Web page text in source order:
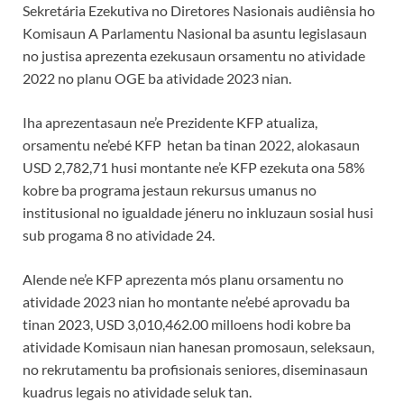
Sekretária Ezekutiva no Diretores Nasionais audiênsia ho
Komisaun A Parlamentu Nasional ba asuntu legislasaun
no justisa aprezenta ezekusaun orsamentu no atividade
2022 no planu OGE ba atividade 2023 nian.
Iha aprezentasaun ne’e Prezidente KFP atualiza,
orsamentu ne’ebé KFP hetan ba tinan 2022, alokasaun
USD 2,782,71 husi montante ne’e KFP ezekuta ona 58%
kobre ba programa jestaun rekursus umanus no
institusional no igualdade jéneru no inkluzaun sosial husi
sub progama 8 no atividade 24.
Alende ne’e KFP aprezenta mós planu orsamentu no
atividade 2023 nian ho montante ne’ebé aprovadu ba
tinan 2023, USD 3,010,462.00 milloens hodi kobre ba
atividade Komisaun nian hanesan promosaun, seleksaun,
no rekrutamentu ba profisionais seniores, diseminasaun
kuadrus legais no atividade seluk tan.